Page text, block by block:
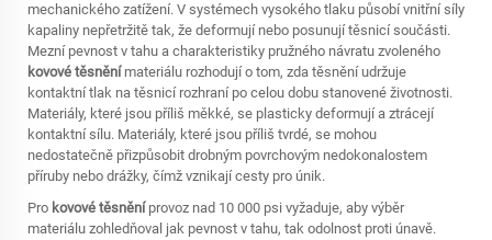
mechanického zatížení. V systémech vysokého tlaku působí vnitřní síly
kapaliny nepřetržitě tak, že deformují nebo posunují těsnicí součásti.
Mezní pevnost v tahu a charakteristiky pružného návratu zvoleného
kovové těsnění materiálu rozhodují o tom, zda těsnění udržuje
kontaktní tlak na těsnicí rozhraní po celou dobu stanovené životnosti.
Materiály, které jsou příliš měkké, se plasticky deformují a ztrácejí
kontaktní sílu. Materiály, které jsou příliš tvrdé, se mohou
nedostatečně přizpůsobit drobným povrchovým nedokonalostem
příruby nebo drážky, čímž vznikají cesty pro únik.
Pro kovové těsnění provoz nad 10 000 psi vyžaduje, aby výběr
materiálu zohledňoval jak pevnost v tahu, tak odolnost proti únavě.